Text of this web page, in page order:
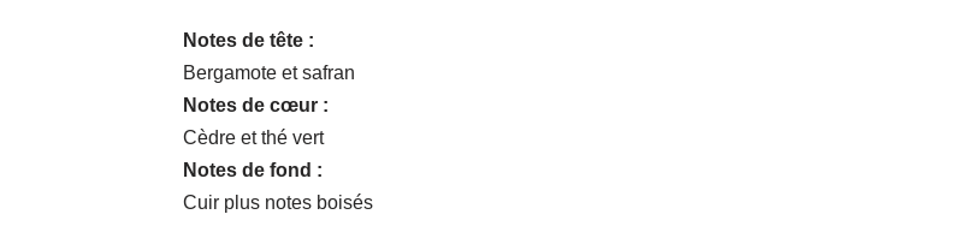
Notes de tête :
Bergamote et safran
Notes de cœur :
Cèdre et thé vert
Notes de fond :
Cuir plus notes boisés